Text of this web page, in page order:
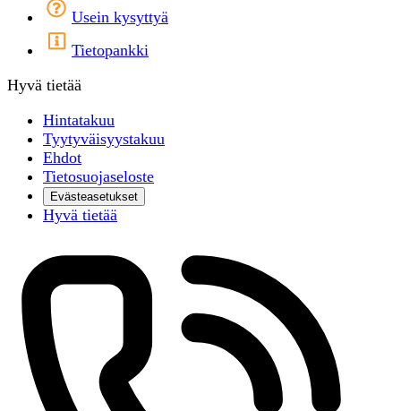
Usein kysyttyä
Tietopankki
Hyvä tietää
Hintatakuu
Tyytyväisyystakuu
Ehdot
Tietosuojaseloste
Evästeasetukset
Hyvä tietää